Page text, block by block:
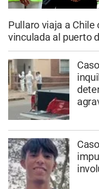
Pullaro viaja a
vinculada al puerto